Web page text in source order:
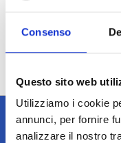
Consenso
Questo sito web
Utilizziamo i cookie
annunci, per fornire
analizzare il nostro